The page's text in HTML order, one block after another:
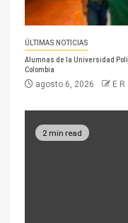
ÚLTIMAS NOTICIAS
Alumnas de la Universidad
Colombia
agosto 6, 2026 E R
2 min read